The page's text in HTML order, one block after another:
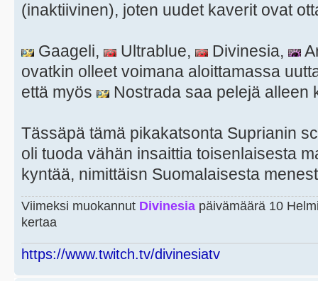
(inaktiivinen), joten uudet kaverit ovat
Gaageli, Ultrablue, Divinesia,
ovatkin olleet voimana aloittamassa
että myös
Nostrada saa pelejä alleen
Tässäpä tämä pikakatsonta Suprianin
oli tuoda vähän insaittia toisenlaisesta
kyntää, nimittäisn Suomalaisesta
Viimeksi muokannut Divinesia päivämäärä 10
kertaa
https://www.twitch.tv/divinesiatv